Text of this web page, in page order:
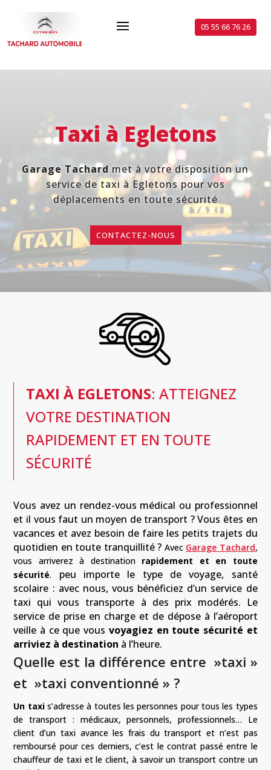
05 55 66 76 26
Taxi àEgletons
Garage Tachard met à votre disposition un
service de taxi à Egletons pour vos
déplacements en toute sécurité
CONTACTEZ-NOUS
TAXI À EGLETONS:ATTEIGNEZ
VOTRE DESTINATION
RAPIDEMENT ET EN TOUTE
SÉCURITÉ
Vous avez un rendez-vous médical ou professionnel
et il vous faut un moyen de transport ? Vous êtes en
vacances et avez besoin de faire les petits trajets du
quotidien en toute tranquillité ? Avec Garage Tachard,
vous arriverez à destination rapidement et en toute
sécurité. peu importe le type de voyage, santé
scolaire : avec nous, vous bénéficiez d’un service de
taxi qui vous transporte à des prix modérés. Le
service de prise en charge et de dépose à l’aéroport
veille à ce que vous voyagiez en toute sécurité et
arriviez à destination à l’heure.
Quelle est la différence entre »taxi »
et »taxi conventionné » ?
Un taxis’adresse à toutes les personnes pour tous les types
de transport : médicaux, personnels, professionnels… Le
client d’un taxi avance les frais du transport et n’est pas
remboursé pour ces derniers, c’est le contrat passé entre le
chauffeur de taxi et le client, à savoir un transport contre un